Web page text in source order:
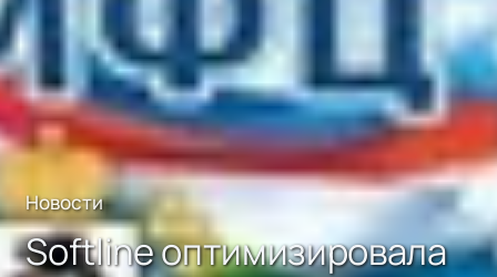
Новости
Softline оптимизировала